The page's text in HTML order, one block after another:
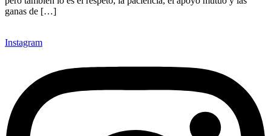
ganas de […]
Instagram